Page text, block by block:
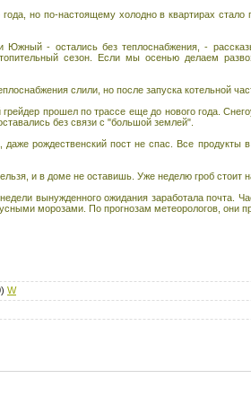
но по-настоящему холодно в квартирах стало
- остались без теплоснабжения, -
сезон. Если мы осенью делаем
слили, но после запуска котельной
прошел по трассе еще до нового года.
без связи с "большой землей".
даже рождественский пост не спас. Все
и в доме не оставишь. Уже неделю гроб стоит
вынужденного ожидания заработала почта.
морозами. По прогнозам метеорологов, они
W